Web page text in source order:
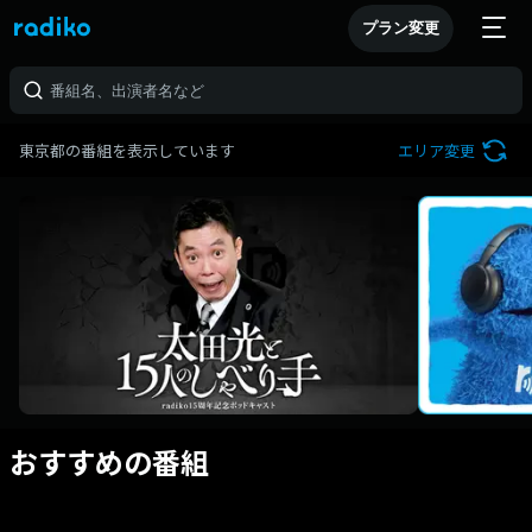
プラン変更
東京都の番組を表示しています エリア変更
おすすめの番組